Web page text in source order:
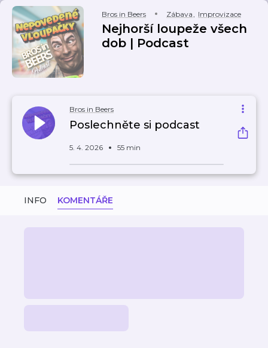
Bros in Beers Zábava, Improvizace
Nejhorší loupeže všech
dob | Podcast
Bros in Beers
Poslechněte si podcast
5. 4. 2026 55 min
INFO KOMENTÁŘE